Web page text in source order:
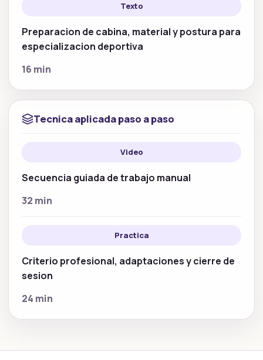
Texto
Preparacion de cabina, material y postura para
especializacion deportiva
16 min
Tecnica aplicada paso a paso
Video
Secuencia guiada de trabajo manual
32 min
Practica
Criterio profesional, adaptaciones y cierre de
sesion
24 min